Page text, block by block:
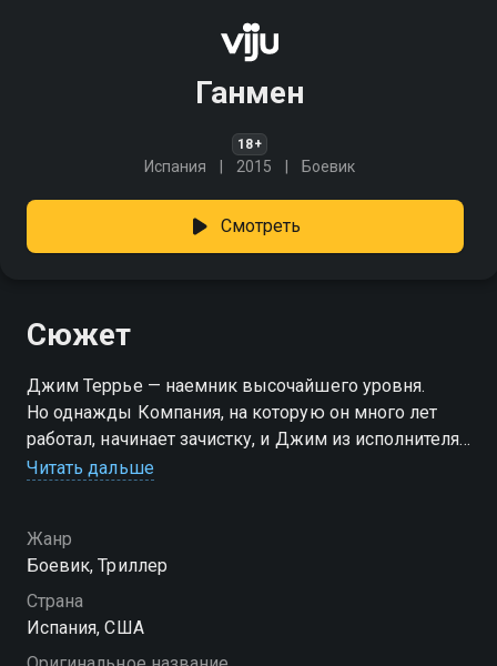
Ганмен
18+
Испания 2015 Боевик
Смотреть
Сюжет
Джим Террье — наемник высочайшего уровня.
Но однажды Компания, на которую он много лет
работал, начинает зачистку, и Джим из исполнителя
превращается в мишень. Помочь ему может только
и теперь у Феликса тоже есть причины желать
Джиму смерти.
Читать дальше
Жанр
Боевик, Триллер
Страна
Испания, США